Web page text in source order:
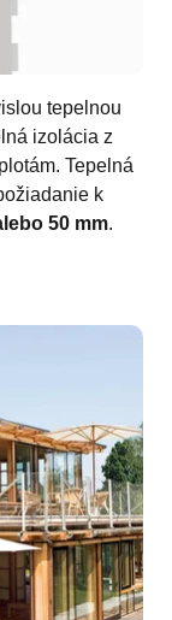
tepelnou
izolácia z
Tepelná
k
50 mm.